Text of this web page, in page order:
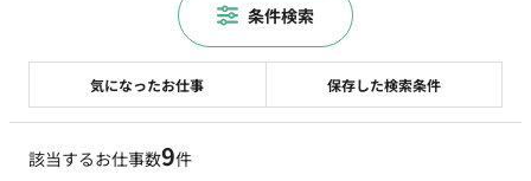
該当するお仕事数9件
気になったお仕事 保存した検索条件
条件検索